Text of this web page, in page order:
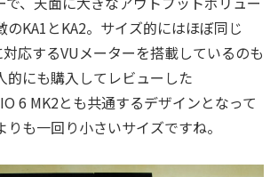
のKA1とKA2。サイズ的にはほぼ同じ
応するVUメーターを搭載しているのも
的にも購入してレビューした
6 MK2とも共通するデザインとなって
も一回り小さいサイズですね。